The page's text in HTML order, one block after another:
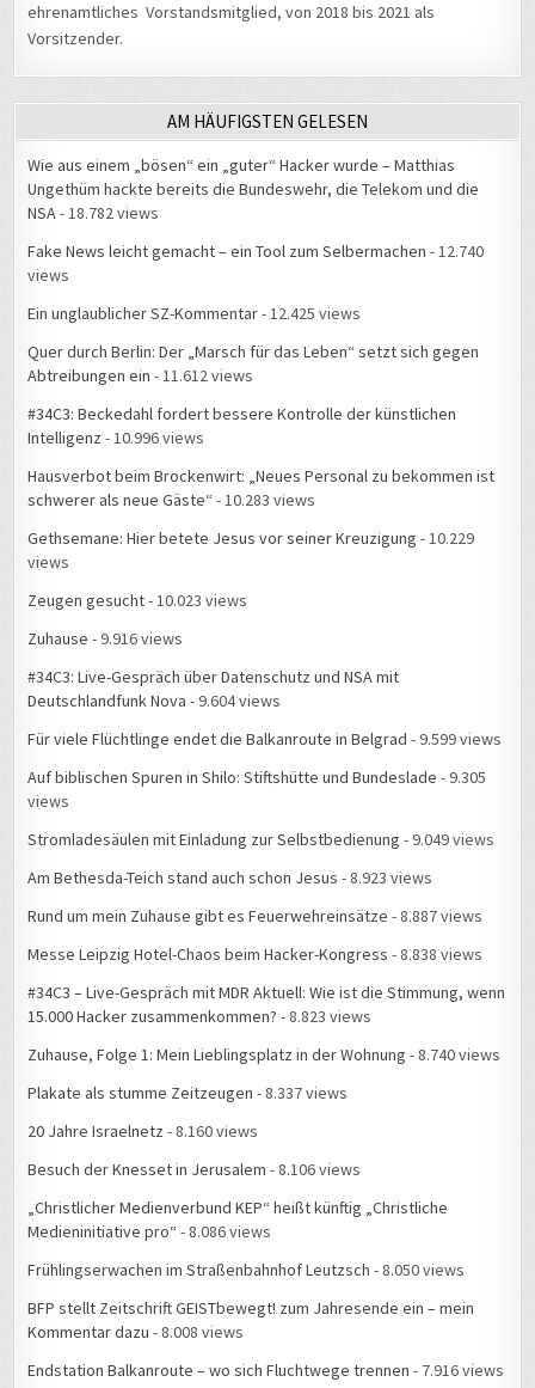
ehrenamtliches Vorstandsmitglied, von 2018 bis 2021 als
Vorsitzender.
AM HÄUFIGSTEN GELESEN
Wie aus einem „bösen“ ein „guter“ Hacker wurde – Matthias
Ungethüm hackte bereits die Bundeswehr, die Telekom und die
NSA- 18.782 views
Fake News leicht gemacht – ein Tool zum Selbermachen - 12.740
views
Ein unglaublicher SZ-Kommentar- 12.425 views
Quer durch Berlin: Der „Marsch für das Leben“ setzt sich gegen
Abtreibungen ein - 11.612 views
#34C3: Beckedahl fordert bessere Kontrolle der künstlichen
Intelligenz - 10.996 views
Hausverbot beim Brockenwirt: „Neues Personal zu bekommen ist
schwerer als neue Gäste“ - 10.283 views
Gethsemane: Hier betete Jesus vor seiner Kreuzigung - 10.229
views
Zeugen gesucht- 10.023 views
Zuhause - 9.916 views
#34C3: Live-Gespräch über Datenschutz und NSA mit
Deutschlandfunk Nova - 9.604 views
Für viele Flüchtlinge endet die Balkanroute in Belgrad - 9.599 views
Auf biblischen Spuren in Shilo: Stiftshütte und Bundeslade - 9.305
views
Stromladesäulen mit Einladung zur Selbstbedienung - 9.049 views
Am Bethesda-Teich stand auch schon Jesus - 8.923 views
Rund um mein Zuhause gibt es Feuerwehreinsätze - 8.887 views
Messe Leipzig Hotel-Chaos beim Hacker-Kongress - 8.838 views
#34C3 – Live-Gespräch mit MDR Aktuell: Wie ist die Stimmung, wenn
15.000 Hacker zusammenkommen? - 8.823 views
Zuhause, Folge 1: Mein Lieblingsplatz in der Wohnung - 8.740 views
Plakate als stumme Zeitzeugen - 8.337 views
20 Jahre Israelnetz - 8.160 views
Besuch der Knesset in Jerusalem - 8.106 views
„Christlicher Medienverbund KEP“ heißt künftig „Christliche
Medieninitiative pro“ - 8.086 views
Frühlingserwachen im Straßenbahnhof Leutzsch - 8.050 views
BFP stellt Zeitschrift GEISTbewegt! zum Jahresende ein – mein
Kommentar dazu - 8.008 views
Endstation Balkanroute – wo sich Fluchtwege trennen - 7.916 views